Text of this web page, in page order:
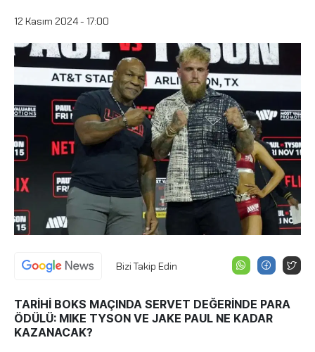
12 Kasım 2024 - 17:00
Bizi Takip Edin
TARİHİ BOKS MAÇINDA SERVET DEĞERİNDE PARA
ÖDÜLÜ: MIKE TYSON VE JAKE PAUL NE KADAR
KAZANACAK?